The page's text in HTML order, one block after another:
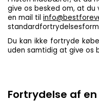
give os besked om, at du
en mail til
Du kan ikke fortryde
uden samtidig at give os
Fortrydelse af